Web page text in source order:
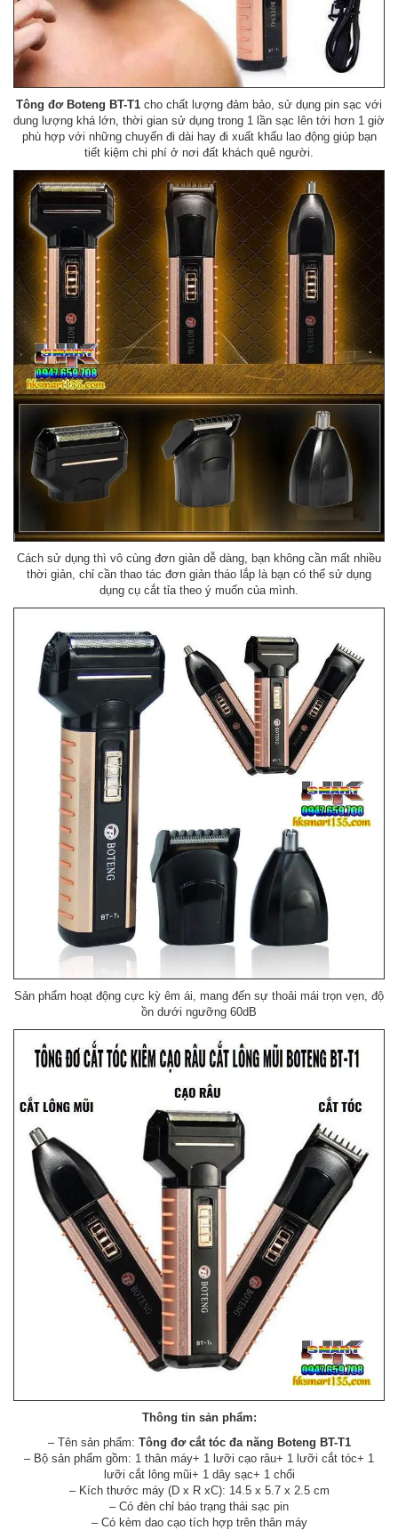
Tông đơ Boteng BT-T1 cho chất lượng đảm bảo, sử dụng pin sạc với
dung lượng khá lớn, thời gian sử dụng trong 1 lần sạc lên tới hơn 1 giờ
phù hợp với những chuyến đi dài hay đi xuất khẩu lao động giúp bạn
tiết kiệm chi phí ở nơi đất khách quê người.
Cách sử dụng thì vô cùng đơn giản dễ dàng, bạn không cần mất nhiều
thời giản, chỉ cần thao tác đơn giản tháo lắp là bạn có thể sử dụng
dụng cụ cắt tỉa theo ý muốn của mình.
Sản phẩm hoạt động cực kỳ êm ái, mang đến sự thoải mái trọn vẹn, độ
ồn dưới ngưỡng 60dB
Thông tin sản phẩm:
– Tên sản phẩm: Tông đơ cắt tóc đa năng Boteng BT-T1
– Bộ sản phẩm gồm: 1 thân máy+ 1 lưỡi cạo râu+ 1 lưỡi cắt tóc+ 1
lưỡi cắt lông mũi+ 1 dây sạc+ 1 chổi
– Kích thước máy (D x R xC): 14.5 x 5.7 x 2.5 cm
– Có đèn chỉ báo trạng thái sạc pin
– Có kèm dao cạo tích hợp trên thân máy